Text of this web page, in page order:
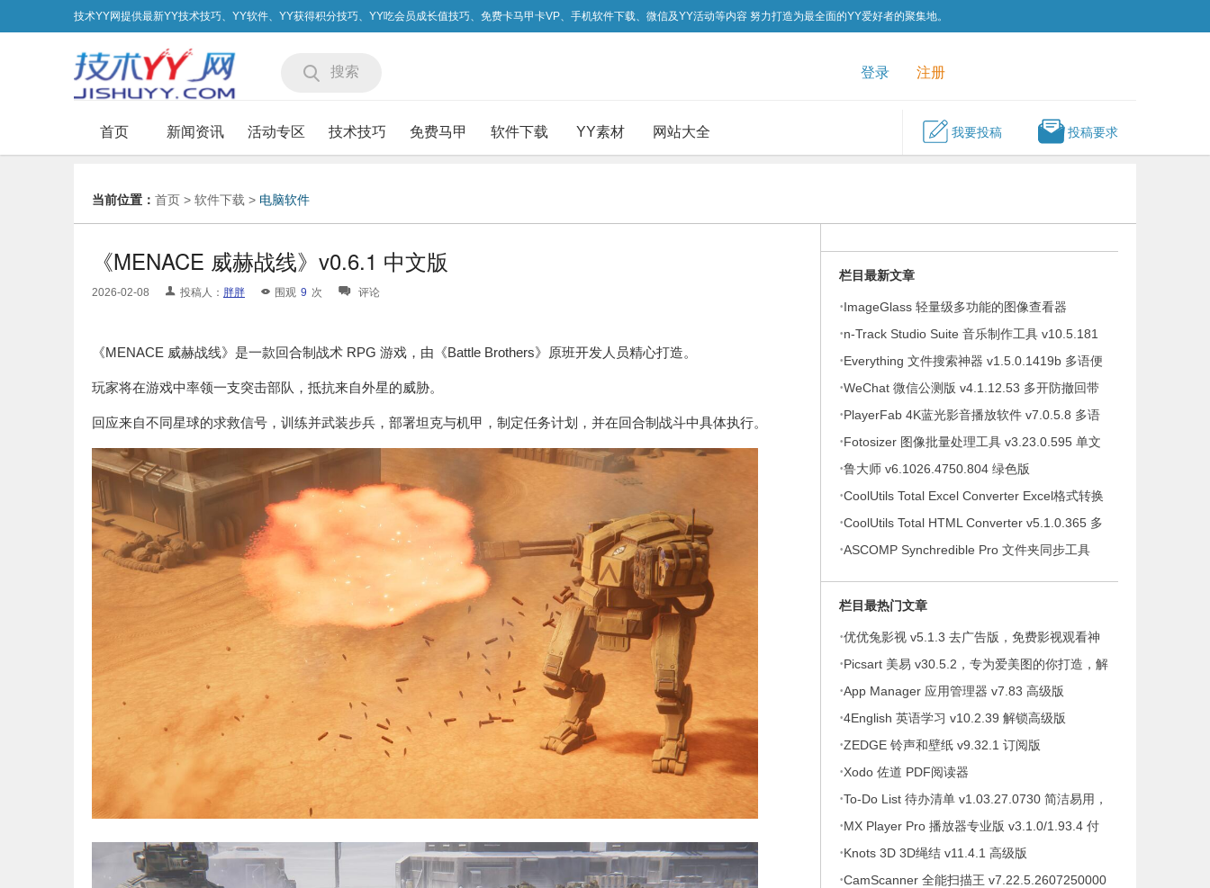
技术YY网提供最新YY技术技巧、YY软件、YY获得积分技巧、YY吃会员成长值技巧、免费卡马甲卡VP、手机软件下载、微信及YY活动等内容 努力打造为最全面的YY爱好者的聚集地。
搜索 登录 注册
首页 新闻资讯 活动专区 技术技巧 免费马甲 软件下载 YY素材 网站大全 我要投稿 投稿要求
当前位置： 首页 > 软件下载 > 电脑软件
《MENACE 威赫战线》v0.6.1 中文版
2026-02-08 投稿人： 胖胖 围观 9 次 评论
《MENACE 威赫战线》是一款回合制战术 RPG 游戏，由《Battle Brothers》原班开发人员精心打造。
玩家将在游戏中率领一支突击部队，抵抗来自外星的威胁。
回应来自不同星球的求救信号，训练并武装步兵，部署坦克与机甲，制定任务计划，并在回合制战斗中具体执行。
栏目最新文章
·ImageGlass 轻量级多功能的图像查看器
v9.6.1.807 便携版
·n-Track Studio Suite 音乐制作工具 v10.5.181
·Everything 文件搜索神器 v1.5.0.1419b 多语便
携版
·WeChat 微信公测版 v4.1.12.53 多开防撤回带
提示绿色版
·PlayerFab 4K蓝光影音播放软件 v7.0.5.8 多语
便携版
·Fotosizer 图像批量处理工具 v3.23.0.595 单文
件绿色版
·鲁大师 v6.1026.4750.804 绿色版
·CoolUtils Total Excel Converter Excel格式转换
器 v7.1.0.146 多语便携版
·CoolUtils Total HTML Converter v5.1.0.365 多
语便携版
·ASCOMP Synchredible Pro 文件夹同步工具
栏目最热门文章
·优优兔影视 v5.1.3 去广告版，免费影视观看神
器
·Picsart 美易 v30.5.2，专为爱美图的你打造，解
锁高级版
·App Manager 应用管理器 v7.83 高级版
·4English 英语学习 v10.2.39 解锁高级版
·ZEDGE 铃声和壁纸 v9.32.1 订阅版
·Xodo 佐道 PDF阅读器
·To-Do List 待办清单 v1.03.27.0730 简洁易用，
待办事项、时间管理软件，解锁专业版
·MX Player Pro 播放器专业版 v3.1.0/1.93.4 付
费专业版
·Knots 3D 3D绳结 v11.4.1 高级版
·CamScanner 全能扫描王 v7.22.5.2607250000